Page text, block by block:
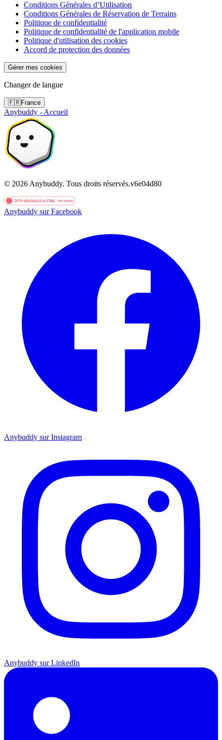
Conditions Générales d’Utilisation
Conditions Générales de Réservation de Terrains
Politique de confidentialité
Politique de confidentialité de l'application mobile
Politique d'utilisation des cookies
Accord de protection des données
Gérer mes cookies
Changer de langue
🇫🇷France
Anybuddy - Accueil
© 2026 Anybuddy. Tous droits réservés.v6e04d80
Anybuddy sur Facebook
Anybuddy sur Instagram
Anybuddy sur LinkedIn